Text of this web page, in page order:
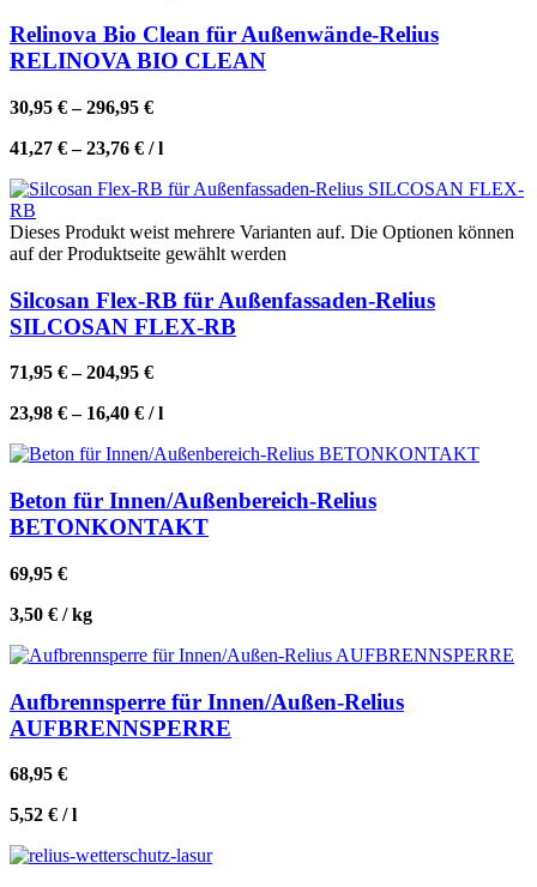
Relinova Bio Clean für Außenwände-Relius
RELINOVA BIO CLEAN
30,95 €–296,95 €
41,27 €–23,76 € /l
Dieses Produkt weist mehrere Varianten auf. Die Optionen können
auf der Produktseite gewählt werden
Silcosan Flex-RB für Außenfassaden-Relius
SILCOSAN FLEX-RB
71,95 €–204,95 €
23,98 €– 16,40 € /l
Beton für Innen/Außenbereich-Relius
BETONKONTAKT
69,95 €
3,50 € /kg
Aufbrennsperre für Innen/Außen-Relius
AUFBRENNSPERRE
68,95 €
5,52 € /l